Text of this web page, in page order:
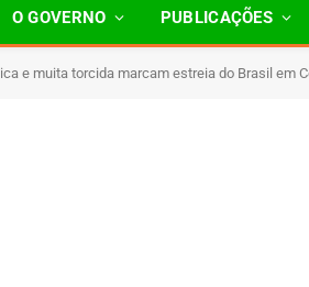
O GOVERNO PUBLICAÇÕES
e muita torcida marcam estreia do Brasil em